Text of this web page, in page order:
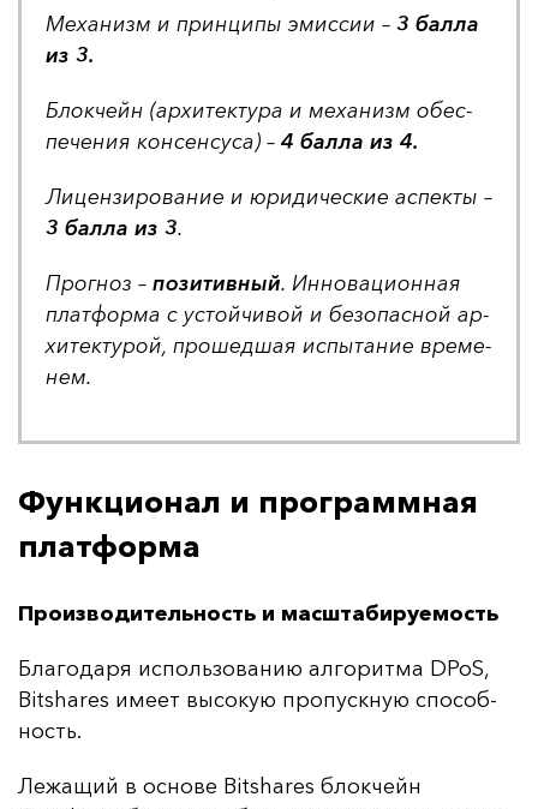
Ме­ха­низм и прин­ци­пы эмис­сии – 3 бал­ла
из 3.
Блок­чейн (ар­хи­тек­ту­ра и ме­ха­низм обес­
пе­че­ния кон­сен­су­са) – 4 бал­ла из 4.
Ли­цен­зи­ро­ва­ние и юри­ди­чес­кие ас­пек­ты –
3 бал­ла из 3.
Прог­ноз – по­зи­тив­ный. Ин­но­ва­ци­он­ная
плат­фор­ма с ус­той­чи­вой и бе­зо­пас­ной ар­
хи­тек­ту­рой, про­шед­шая ис­пы­та­ние вре­ме­
нем.
Функционал и программная
платформа
Производительность и масштабируемость
Бла­го­да­ря ис­поль­зо­ва­нию ал­го­рит­ма DPoS,
Bitshares име­ет вы­со­кую про­пус­кную спо­соб­
ность.
Ле­жа­щий в ос­но­ве Bitshares блок­чейн